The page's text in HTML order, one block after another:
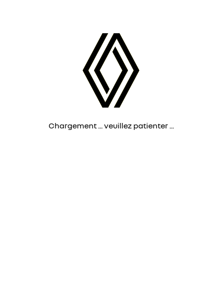
Chargement ... veuillez patienter ...